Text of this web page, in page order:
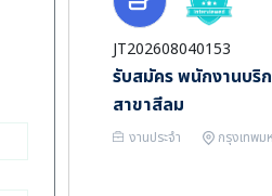
JT202608040153
รับสมัคร พนักงานบริ
สาขาสีลม
งานประจำ กรุงเทพม